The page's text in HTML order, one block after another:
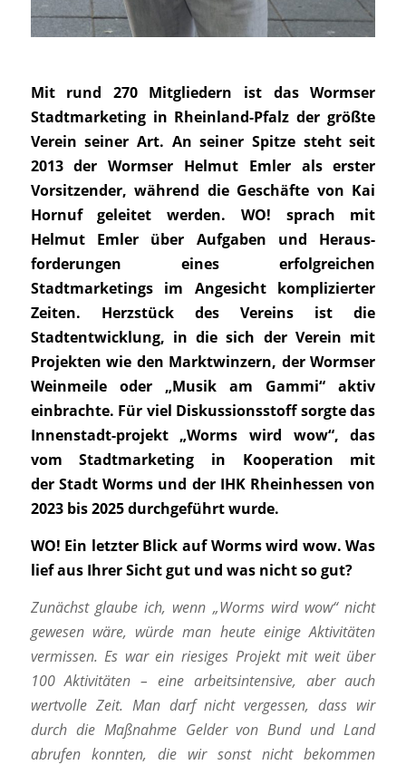
Mit rund 270 Mitgliedern ist das Wormser
Stadtmarketing in Rheinland-Pfalz der größte
Verein seiner Art. An seiner Spitze steht seit
2013 der Wormser Helmut Emler als erster
Vorsitzender, während die Geschäfte von Kai
Hornuf geleitet werden. WO! sprach mit
Helmut Emler über Aufgaben und Heraus-
forderungen eines erfolgreichen
Stadtmarketings im Angesicht komplizierter
Zeiten. Herzstück des Vereins ist die
Stadtentwicklung, in die sich der Verein mit
Projekten wie den Marktwinzern, der Wormser
Weinmeile oder „Musik am Gammi“ aktiv
einbrachte. Für viel Diskussionsstoff sorgte das
Innenstadt-projekt „Worms wird wow“, das
vom Stadtmarketing in Kooperation mit
der Stadt Worms und der IHK Rheinhessen von
2023 bis 2025 durchgeführt wurde.
WO! Ein letzter Blick auf Worms wird wow. Was
lief aus Ihrer Sicht gut und was nicht so gut?
Zunächst glaube ich, wenn „Worms wird wow“ nicht
gewesen wäre, würde man heute einige Aktivitäten
vermissen. Es war ein riesiges Projekt mit weit über
100 Aktivitäten – eine arbeitsintensive, aber auch
wertvolle Zeit. Man darf nicht vergessen, dass wir
durch die Maßnahme Gelder von Bund und Land
abrufen konnten, die wir sonst nicht bekommen